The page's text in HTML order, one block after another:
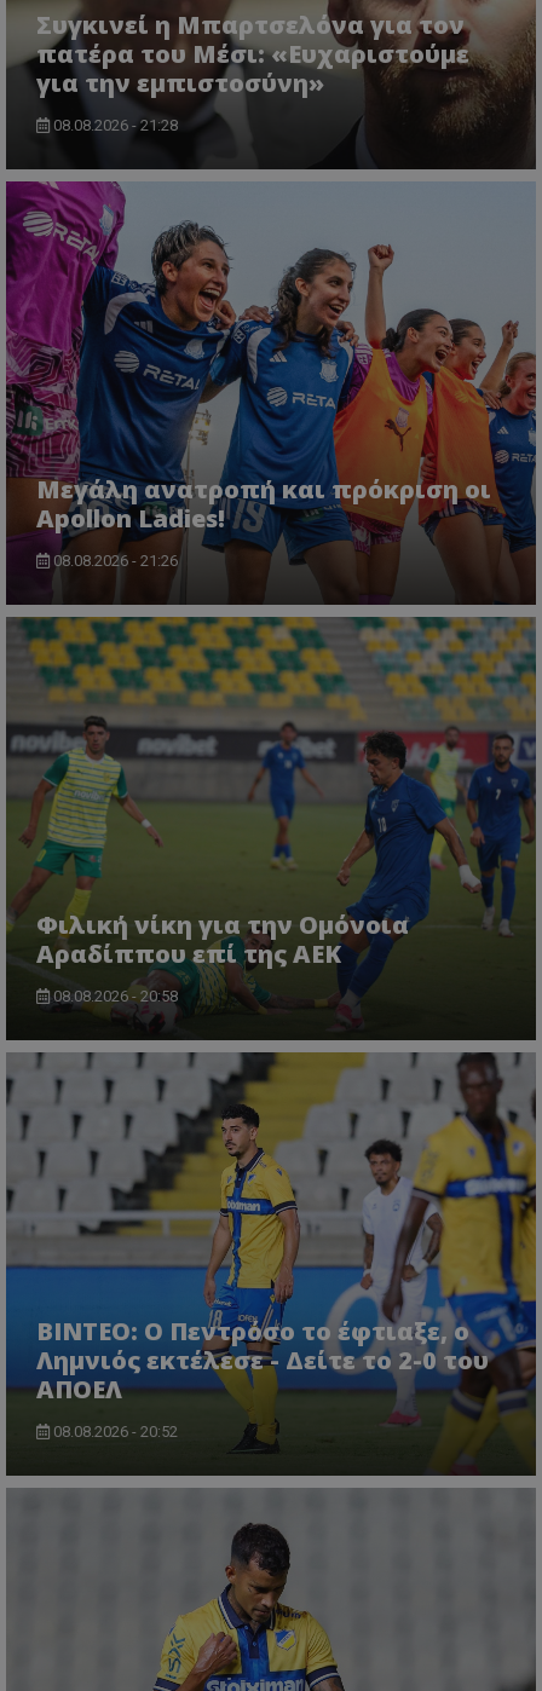
Συγκινεί η Μπαρτσελόνα για τον
πατέρα του Μέσι: «Ευχαριστούμε
για την εμπιστοσύνη»
08.08.2026 - 21:28
Μεγάλη ανατροπή και πρόκριση οι
Apollon Ladies!
08.08.2026 - 21:26
Φιλική νίκη για την Ομόνοια
Αραδίππου επί της ΑΕΚ
08.08.2026 - 20:58
ΒΙΝΤΕΟ: Ο Πεντρόσο το έφτιαξε, ο
Λημνιός εκτέλεσε - Δείτε το 2-0 του
ΑΠΟΕΛ
08.08.2026 - 20:52